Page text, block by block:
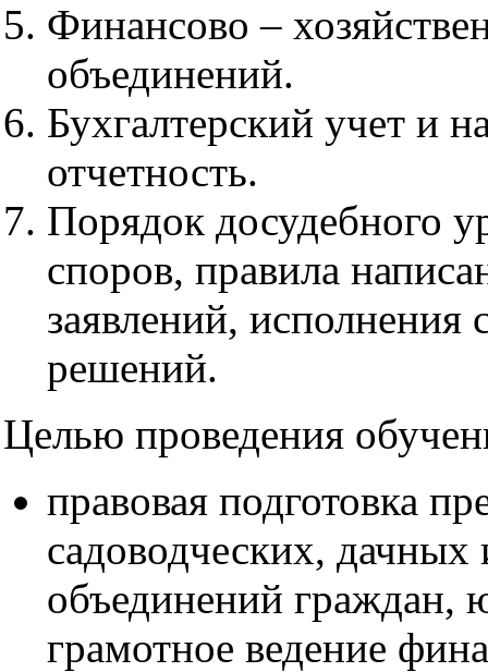
Финансово –
объединений.
Бухгалтерский учет и
отчетность.
Порядок досудебного
споров, правила
заявлений, исполнения
решений.
Целью проведения
правовая подготовка
садоводческих,
объединений граждан,
грамотное ведение